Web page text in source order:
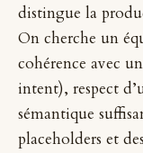
distingue la
On cherche un
cohérence avec
intent), respect
sémantique
placeholders et